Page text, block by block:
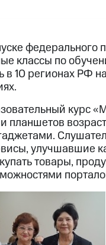
федерального
классы по
10 регионах РФ
курс
планшетов
улучшавшие
товары,